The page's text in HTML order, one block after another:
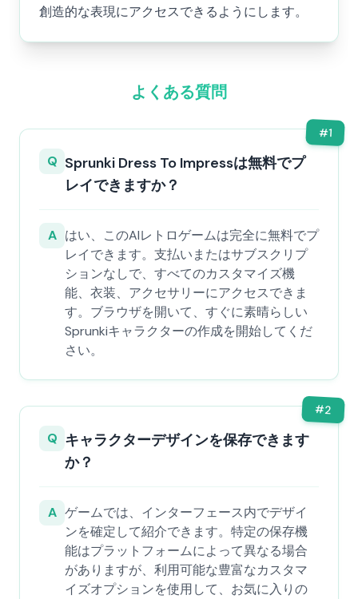
創造的な表現にアクセスできるようにします。
よくある質問
#1
Q Sprunki Dress To Impressは無料でプ
レイできますか？
A はい、このAIレトロゲームは完全に無料でプ
レイできます。支払いまたはサブスクリプ
ションなしで、すべてのカスタマイズ機
能、衣装、アクセサリーにアクセスできま
す。ブラウザを開いて、すぐに素晴らしい
Sprunkiキャラクターの作成を開始してくだ
さい。
#2
Q キャラクターデザインを保存できます
か？
A ゲームでは、インターフェース内でデザイ
ンを確定して紹介できます。特定の保存機
能はプラットフォームによって異なる場合
がありますが、利用可能な豊富なカスタマ
イズオプションを使用して、お気に入りの